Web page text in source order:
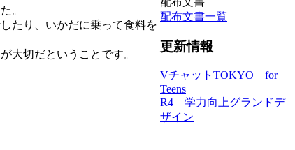
。
たり、いかだに乗って食料を
大切だということです。
配布文書一覧
更新情報
VチャットTOKYO for
Teens
R4 学力向上グランドデ
ザイン